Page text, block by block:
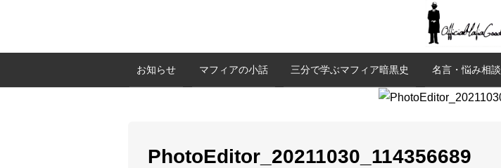
お知らせ マフィアの小話 三分で学ぶマフィア暗黒史 名言・悩み相談
PhotoEditor_20211030_114356689